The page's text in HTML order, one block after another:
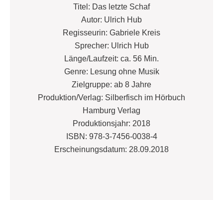
Titel: Das letzte Schaf
Autor: Ulrich Hub
Regisseurin: Gabriele Kreis
Sprecher: Ulrich Hub
Länge/Laufzeit: ca. 56 Min.
Genre: Lesung ohne Musik
Zielgruppe: ab 8 Jahre
Produktion/Verlag: Silberfisch im Hörbuch
Hamburg Verlag
Produktionsjahr: 2018
ISBN: 978-3-7456-0038-4
Erscheinungsdatum: 28.09.2018